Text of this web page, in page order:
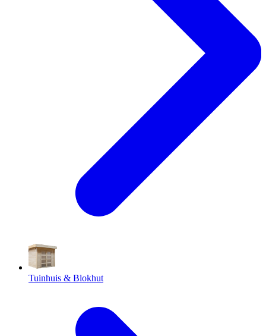
Tuinhuis & Blokhut